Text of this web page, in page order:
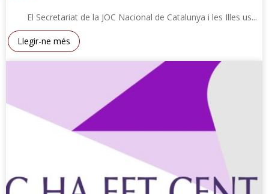
El Secretariat de la JOC Nacional de Catalunya i les Illes us...
Llegir-ne més